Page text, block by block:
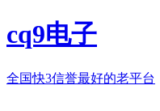
cq9电子
全国快3信誉最好的老平台